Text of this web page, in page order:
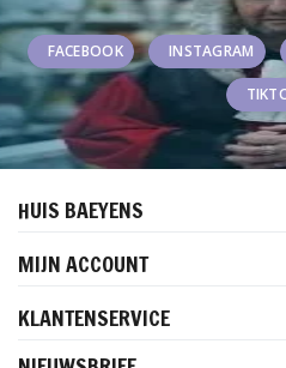
FACEBOOK INSTAGRAM
HUIS BAEYENS
MIJN ACCOUNT
KLANTENSERVICE